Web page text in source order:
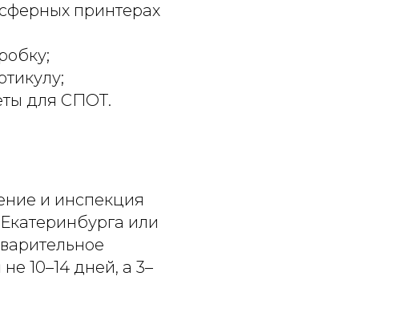
принтерах
для СПОТ.
и инспекция
или
10–14 дней, а 3–